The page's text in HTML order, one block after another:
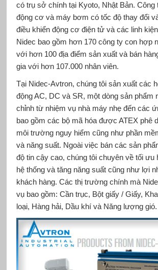
có trụ sở chính tại Kyoto, Nhật Bản. Công
động cơ và máy bơm có tốc độ thay đổi
điều khiển động cơ điện tử và các linh
Nidec bao gồm hơn 170 công ty con hợp
với hơn 100 địa điểm sản xuất và bán
gia với hơn 107.000 nhân viên.
Tại Nidec-Avtron, chúng tôi sản xuất các
động AC, DC và SR, một dòng sản phẩm
chỉnh từ nhiệm vụ nhà máy nhẹ đến các
bao gồm các bộ mã hóa được ATEX phê
môi trường nguy hiểm cũng như phần
và năng suất. Ngoài việc bán các sản
độ tin cậy cao, chúng tôi chuyên về tối ưu
hệ thống và tăng năng suất cũng như lợi
khách hàng. Các thị trường chính mà
vụ bao gồm: Cần trục, Bột giấy / Giấy,
loại, Hàng hải, Dầu khí và Năng lượng gió.